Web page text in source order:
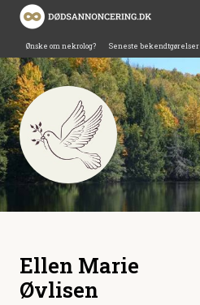
Ønske om nekrolog? Seneste bekendtgørelser
Ellen Marie
Øvlisen